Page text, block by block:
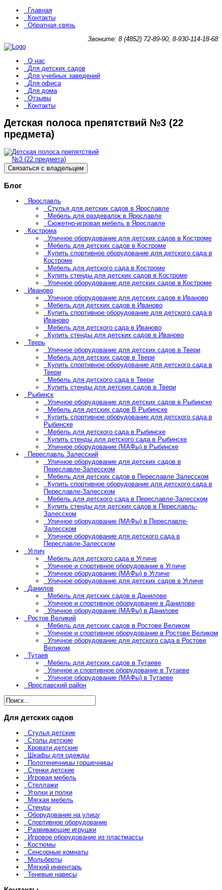
Главная
Контакты
Обратная связь
Звоните: 8 (4852) 72-89-90, 8-930-114-18-68
О нас
Для детских садов
Для учебных заведений
Для офиса
Для дома
Отзывы
Контакты
Детская полоса препятствий №3 (22
предмета)
Связаться с владельцем
Блог
Ярославль
Стулья для детских садов в Ярославле
Мебель для раздевалок в Ярославле
Сюжетно-игровая мебель в Ярославле
Кострома
Уличное оборудование для детских садов в Костроме
Мебель для детских садов в Костроме
Купить спортивное оборудование для детского сада в
Костроме
Мебель для детского сада в Костроме
Купить стенды для детских садов в Костроме
Уличное оборудование для детских садов в Костроме
Иваново
Уличное оборудование для детских садов в Иваново
Мебель для детских садов в Иваново
Купить спортивное оборудование для детского сада в
Иваново
Мебель для детского сада в Иваново
Купить стенды для детских садов в Иваново
Тверь
Уличное оборудование для детских садов в Твери
Мебель для детских садов в Твери
Купить спортивное оборудование для детского сада в
Твери
Мебель для детского сада в Твери
Купить стенды для детских садов в Твери
Рыбинск
Уличное оборудование для детских садов в Рыбинске
Мебель для детских садов В Рыбинске
Купить спортивное оборудование для детского сада в
Рыбинске
Мебель для детского сада в Рыбинске
Купить стенды для детского сада в Рыбинске
Уличное оборудование (МАФы) в Рыбинске
Переславль Залесский
Уличное оборудование для детских садов в
Переславле-Залесском
Мебель для детских садов в Переславле Залесском
Купить спортивное оборудование для детского сада в
Переславле-Залесском
Мебель для детского сада в Переславле-Залесском
Купить стенды для детских садов в Переславль-
Залесском
Уличное оборудование (МАФы) в Переславле-
Залесском
Уличное оборудование для детского сада в
Переславле-Залесском
Углич
Мебель для детского сада в Угличе
Уличное и спортивное оборудование в Угличе
Уличное оборудование (МАФы) в Угличе
Уличное оборудование для детских садов в Угличе
Данилов
Мебель для детских садов в Данилове
Уличное и спортивное оборудование в Данилове
Уличное оборудование (МАФы) в Данилове
Ростов Великий
Мебель для детских садов в Ростове Великом
Уличное и спортивное оборудование в Ростове Великом
Уличное оборудование для детского сада в Ростове
Великом
Тутаев
Мебель для детских садов в Тутаеве
Уличное и спортивное оборудование в Тутаеве
Уличное оборудование (МАФы) в Тутаеве
Ярославский район
Для детских садов
Стулья детские
Столы детские
Кровати детские
Шкафы для одежды
Полотеничницы горшечницы
Стенки детские
Игровая мебель
Стеллажи
Уголки и полки
Мягкая мебель
Стенды
Оборудование на улицу
Спортивное оборудование
Развивающие игрушки
Игровое оборудование из пластмассы
Костюмы
Сенсорные комнаты
Мольберты
Мягкий инвентарь
Теневые навесы